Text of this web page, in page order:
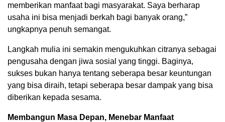
memberikan manfaat bagi masyarakat. Saya berharap
usaha ini bisa menjadi berkah bagi banyak orang,”
ungkapnya penuh semangat.
Langkah mulia ini semakin mengukuhkan citranya sebagai
pengusaha dengan jiwa sosial yang tinggi. Baginya,
sukses bukan hanya tentang seberapa besar keuntungan
yang bisa diraih, tetapi seberapa besar dampak yang bisa
diberikan kepada sesama.
Membangun Masa Depan, Menebar Manfaat